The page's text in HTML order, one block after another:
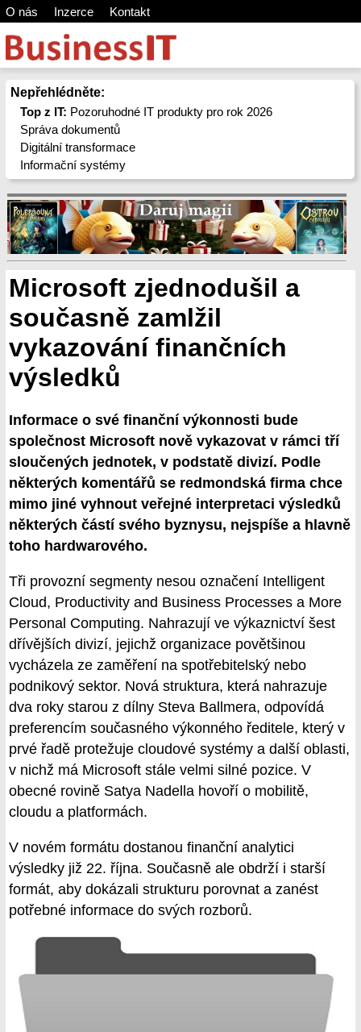
O nás Inzerce Kontakt
Nepřehlédněte:
Top z IT: Pozoruhodné IT produkty pro rok 2026
Správa dokumentů
Digitální transformace
Informační systémy
Microsoft zjednodušil a
současně zamlžil
vykazování finančních
výsledků
Informace o své finanční výkonnosti bude
společnost Microsoft nově vykazovat v rámci tří
sloučených jednotek, v podstatě divizí. Podle
některých komentářů se redmondská firma chce
mimo jiné vyhnout veřejné interpretaci výsledků
některých částí svého byznysu, nejspíše a hlavně
toho hardwarového.
Tři provozní segmenty nesou označení Intelligent
Cloud, Productivity and Business Processes a More
Personal Computing. Nahrazují ve výkaznictví šest
dřívějších divizí, jejichž organizace povětšinou
vycházela ze zaměření na spotřebitelský nebo
podnikový sektor. Nová struktura, která nahrazuje
dva roky starou z dílny Steva Ballmera, odpovídá
preferencím současného výkonného ředitele, který v
prvé řadě protežuje cloudové systémy a další oblasti,
v nichž má Microsoft stále velmi silné pozice. V
obecné rovině Satya Nadella hovoří o mobilitě,
cloudu a platformách.
V novém formátu dostanou finanční analytici
výsledky již 22. října. Současně ale obdrží i starší
formát, aby dokázali strukturu porovnat a zanést
potřebné informace do svých rozborů.